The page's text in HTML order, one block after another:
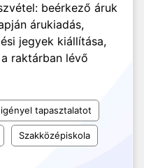
beérkező áruk
árukiadás,
jegyek kiállítása,
raktárban lévő
tapasztalatot
Szakközépiskola